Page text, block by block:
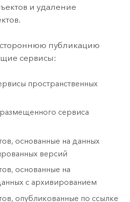
и удаление
публикацию
сервисы:
пространственных
сервиса
основанные на данных
версий
основанные на
с архивированием
опубликованные по ссылке